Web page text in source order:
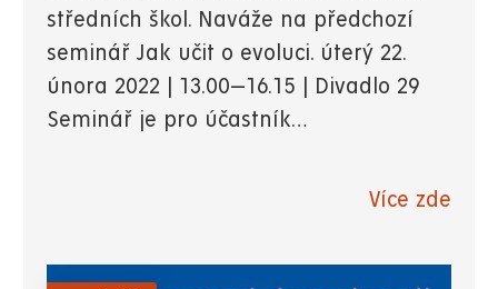
středních škol. Naváže na předchozí
seminář Jak učit o evoluci. úterý 22.
února 2022 | 13.00—16.15 | Divadlo 29
Seminář je pro účastník…
Více zde